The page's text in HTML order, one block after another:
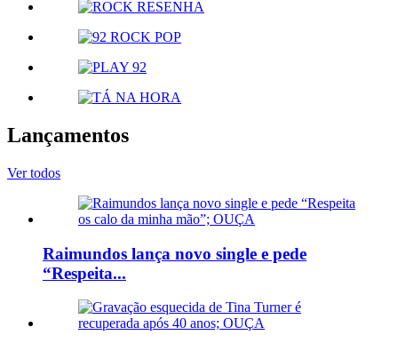
Lançamentos
Ver todos
Raimundos lança novo single e pede
“Respeita...